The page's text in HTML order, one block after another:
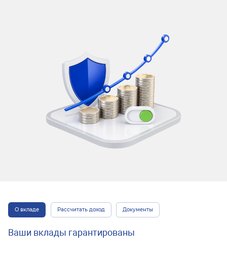
О вкладе Рассчитать доход Документы
Ваши вклады гарантированы